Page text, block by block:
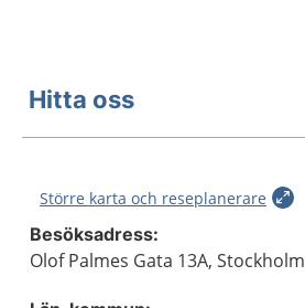
Hitta oss
Större karta och reseplanerare
Besöksadress:
Olof Palmes Gata 13A, Stockholm